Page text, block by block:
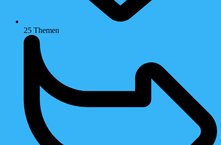
25 Themen